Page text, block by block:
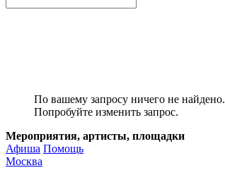
По вашему запросу ничего не найдено.
Попробуйте изменить запрос.
Мероприятия, артисты, площадки
Афиша Помощь
Москва